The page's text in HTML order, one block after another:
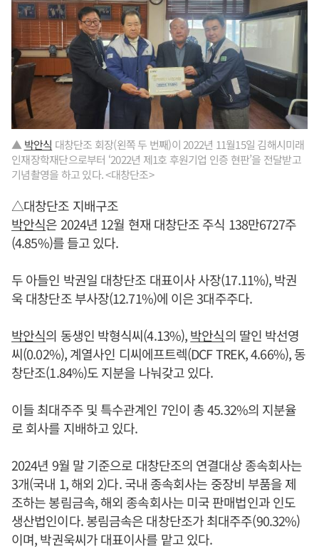
▲ 박안식 대창단조 회장(왼쪽 두 번째)이 2022년 11월15일 김해시미래
인재장학재단으로부터 ‘2022년 제1호 후원기업 인증 현판’을 전달받고
기념촬영을 하고 있다. <대창단조>
△대창단조 지배구조
박안식은 2024년 12월 현재 대창단조 주식 138만6727주
(4.85%)를 들고 있다.
두 아들인 박권일 대창단조 대표이사 사장(17.11%), 박권
욱 대창단조 부사장(12.71%)에 이은 3대주주다.
박안식의 동생인 박형식씨(4.13%),박안식의 딸인 박선영
씨(0.02%), 계열사인 디씨에프트렉(DCF TREK, 4.66%), 동
창단조(1.84%)도 지분을 나눠갖고 있다.
이들 최대주주 및 특수관계인 7인이 총 45.32%의 지분율
로 회사를 지배하고 있다.
2024년 9월 말 기준으로 대창단조의 연결대상 종속회사는
3개(국내 1, 해외 2)다. 국내 종속회사는 중장비 부품을 제
조하는 봉림금속, 해외 종속회사는 미국 판매법인과 인도
생산법인이다. 봉림금속은 대창단조가 최대주주(90.32%)
이며, 박권욱씨가 대표이사를 맡고 있다.